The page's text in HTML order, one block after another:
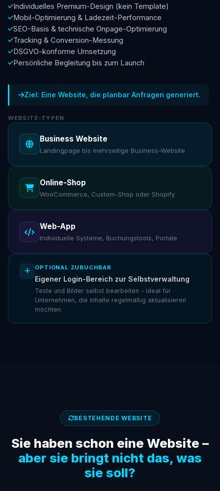
Individuelles Premium-Design (kein Template)
Mobil-Optimierung & Ladezeit-Performance
SEO-Basis & technische Onpage-Optimierung
Tracking & Conversion-Messung
DSGVO-konforme Umsetzung
Persönliche Begleitung bis zum Launch
Ziel: Eine Website, die planbar Anfragen generiert.
WEBSITE-TYPEN
Business Website
Landingpage bis mehrseitige Business-Website
Online-Shop
WooCommerce, Custom-Shop oder Shopify
Web-App
Individuelle Systeme, Buchungstools, Portale
OPTIONAL ZUBUCHBAR
Eigener Login-Bereich zur Selbstverwaltung
Texte und Bilder selbst bearbeiten – ideal für
Unternehmen, die Inhalte regelmäßig aktualisieren
möchten.
BESTEHENDE WEBSITE
Sie haben schon eine Website –
aber sie bringt nicht das, was
sie soll?